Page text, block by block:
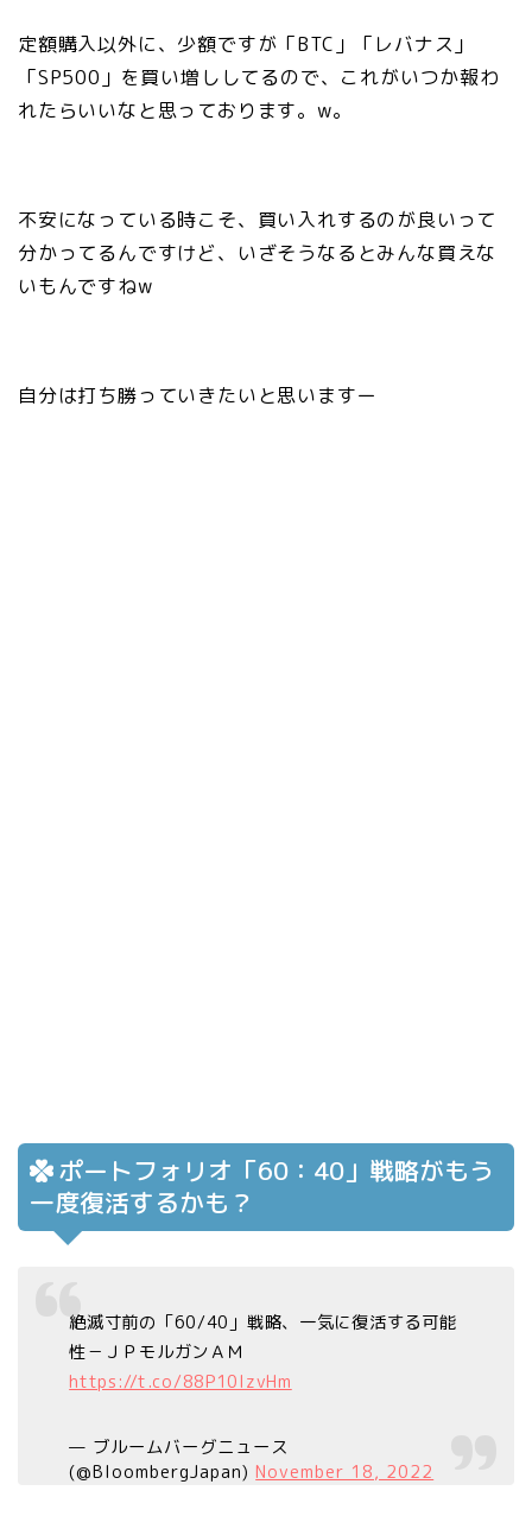
定額購入以外に、少額ですが「BTC」「レバナス」
「SP500」を買い増ししてるので、これがいつか報わ
れたらいいなと思っております。w。
不安になっている時こそ、買い入れするのが良いって
分かってるんですけど、いざそうなるとみんな買えな
いもんですねw
自分は打ち勝っていきたいと思いますー
ポートフォリオ「60：40」戦略がもう
一度復活するかも？
絶滅寸前の「60/40」戦略、一気に復活する可能
性－ＪＰモルガンＡＭ
https://t.co/88P10lzvHm
— ブルームバーグニュース
(@BloombergJapan) November 18, 2022